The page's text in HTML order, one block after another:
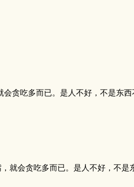
贪吃多而已。是人不好，不是东西
就会贪吃多而已。是人不好，不是